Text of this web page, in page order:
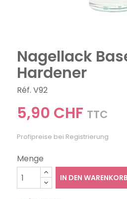
Nagellack
Hardener
Réf. V92
5,90 CHF TTC
Profipreise bei Registrierung
Menge
IN DEN WARENKORB